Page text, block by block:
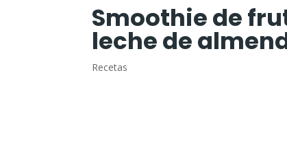
Smoothie de
leche de
Recetas